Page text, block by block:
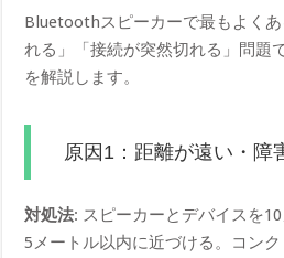
Bluetoothスピーカーで最もよく
れる」「接続が突然切れる」問題
を解説します。
原因1：距離が遠い・障
対処法: スピーカーとデバイスを
5メートル以内に近づける。コン